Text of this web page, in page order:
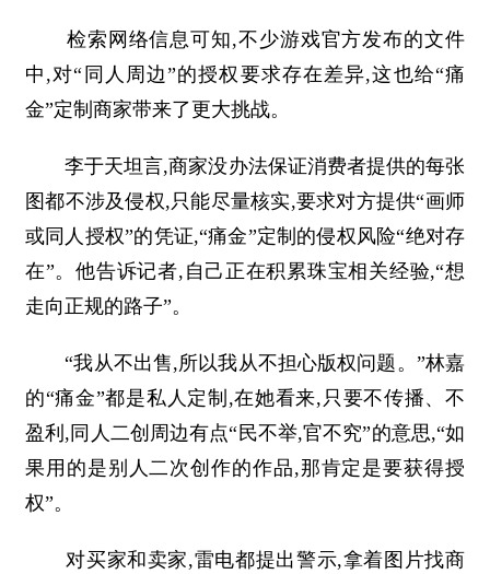
检索网络信息可知,不少游戏官方发布的文件
中,对“同人周边”的授权要求存在差异,这也给“痛
金”定制商家带来了更大挑战。
李于天坦言,商家没办法保证消费者提供的每张
图都不涉及侵权,只能尽量核实,要求对方提供“画师
或同人授权”的凭证,“痛金”定制的侵权风险“绝对存
在”。他告诉记者,自己正在积累珠宝相关经验,“想
走向正规的路子”。
“我从不出售,所以我从不担心版权问题。”林嘉
的“痛金”都是私人定制,在她看来,只要不传播、不
盈利,同人二创周边有点“民不举,官不究”的意思,“如
果用的是别人二次创作的作品,那肯定是要获得授
权”。
对买家和卖家,雷电都提出警示,拿着图片找商